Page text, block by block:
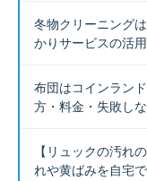
冬物クリーニング
かりサービスの活
布団はコインラン
方・料金・失敗し
【リュックの汚れ
れや黄ばみを自宅